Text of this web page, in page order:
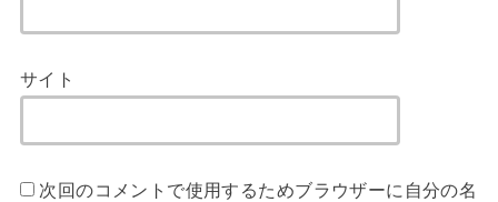
サイト
次回のコメントで使用するためブラウザーに自分の名